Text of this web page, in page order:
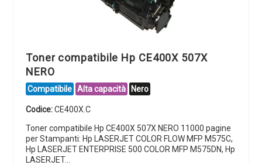
Toner compatibile Hp CE400X 507X
NERO
Compatibile Alta capacità Nero
Codice:CE400X.C
Toner compatibile Hp CE400X 507X NERO 11000 pagine
per Stampanti: Hp LASERJET COLOR FLOW MFP M575C,
Hp LASERJET ENTERPRISE 500 COLOR MFP M575DN, Hp
LASERJET…